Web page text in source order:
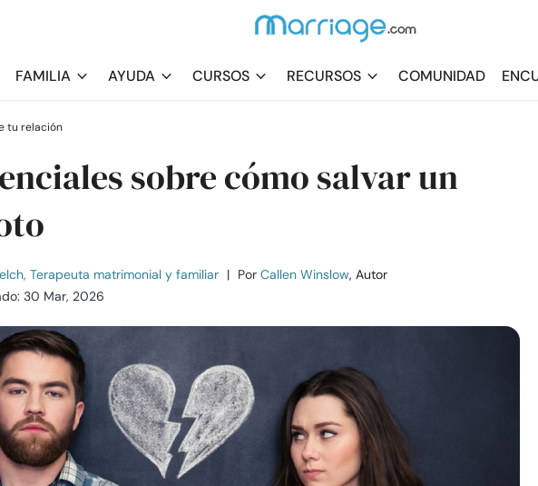
FAMILIA AYUDA CURSOS RECURSOS COMUNIDAD
tu relación
sobre cómo salvar un
Terapeuta matrimonial y familiar | Por Callen Winslow, Autor
30 Mar, 2026